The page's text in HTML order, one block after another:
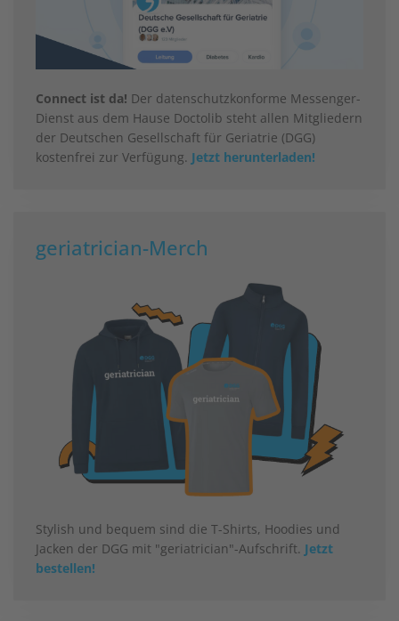
Connect ist da! Der datenschutzkonforme Messenger-
Dienst aus dem Hause Doctolib steht allen Mitgliedern
der Deutschen Gesellschaft für Geriatrie (DGG)
kostenfrei zur Verfügung. Jetzt herunterladen!
geriatrician-Merch
Stylish und bequem sind die T-Shirts, Hoodies und
Jacken der DGG mit "geriatrician"-Aufschrift. Jetzt
bestellen!